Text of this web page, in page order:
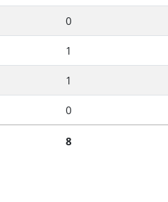
0
1
1
0
8